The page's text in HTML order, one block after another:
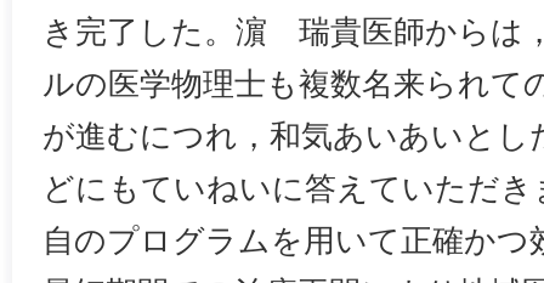
き完了した。濵 瑞貴医師からは
ルの医学物理士も複数名来られて
が進むにつれ，和気あいあいとし
どにもていねいに答えていただ
自のプログラムを用いて正確かつ